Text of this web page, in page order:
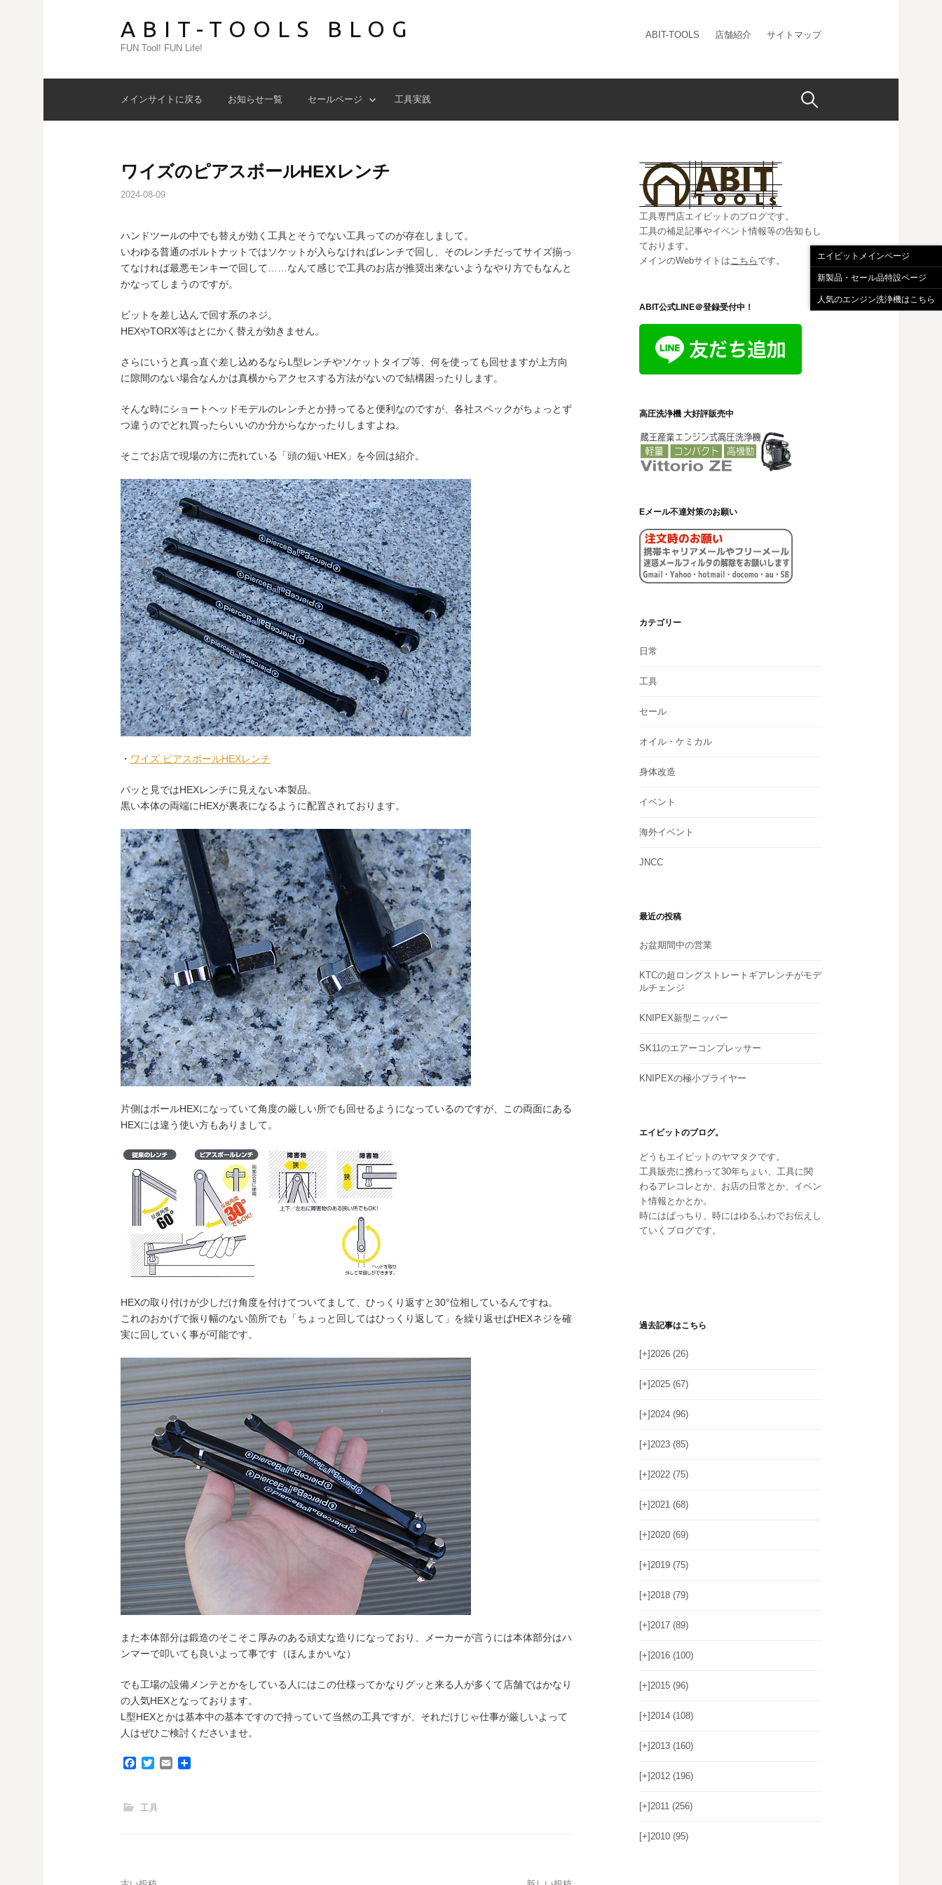
キ
ABIT-TOOLS BLOG
FUN Tool! FUN Life!
ABIT-TOOLS 店舗紹介 サイトマップ
メインサイトに戻る お知らせ一覧 セールページ 工具実践 検
ワイズのピアスボールHEXレンチ
2024-08-09
ハンドツールの中でも替えが効く工具とそうでない工具ってのが存在しまして。
いわゆる普通のボルトナットではソケットが入らなければレンチで回し、そのレンチだってサイズ揃っ
てなければ最悪モンキーで回して……なんて感じで工具のお店が推奨出来ないようなやり方でもなんと
かなってしまうのですが。
ビットを差し込んで回す系のネジ。
HEXやTORX等はとにかく替えが効きません。
さらにいうと真っ直ぐ差し込めるならL型レンチやソケットタイプ等、何を使っても回せますが上方向
に隙間のない場合なんかは真横からアクセスする方法がないので結構困ったりします。
そんな時にショートヘッドモデルのレンチとか持ってると便利なのですが、各社スペックがちょっとず
つ違うのでどれ買ったらいいのか分からなかったりしますよね。
そこでお店で現場の方に売れている「頭の短いHEX」を今回は紹介。
・ ワイズ ピアスボールHEXレンチ
パッと見ではHEXレンチに見えない本製品。
黒い本体の両端にHEXが裏表になるように配置されております。
片側はボールHEXになっていて角度の厳しい所でも回せるようになっているのですが、この両面にある
HEXには違う使い方もありまして。
HEXの取り付けが少しだけ角度を付けてついてまして、ひっくり返すと30°位相しているんですね。
これのおかげで振り幅のない箇所でも「ちょっと回してはひっくり返して」を繰り返せばHEXネジを確
実に回していく事が可能です。
また本体部分は鍛造のそこそこ厚みのある頑丈な造りになっており、メーカーが言うには本体部分はハ
ンマーで叩いても良いよって事です（ほんまかいな）
でも工場の設備メンテとかをしている人にはこの仕様ってかなりグッと来る人が多くて店舗ではかなり
の人気HEXとなっております。
L型HEXとかは基本中の基本ですので持っていて当然の工具ですが、それだけじゃ仕事が厳しいよって
人はぜひご検討くださいませ。
b
t
t
E
工具
工具専門店エイビットのブログです。
工具の補足記事やイベント情報等の告知もし
ております。
メインのWebサイトはこちらです。
ABIT公式LINE＠登録受付中！
高圧洗浄機 大好評販売中
Eメール不達対策のお願い
カテゴリー
日常
工具
セール
オイル・ケミカル
身体改造
イベント
海外イベント
JNCC
最近の投稿
お盆期間中の営業
KTCの超ロングストレートギアレンチがモデ
ルチェンジ
KNIPEX新型ニッパー
SK11のエアーコンプレッサー
KNIPEXの極小プライヤー
エイビットのブログ。
どうもエイビットのヤマタクです。
工具販売に携わって30年ちょい、工具に関
わるアレコレとか、お店の日常とか、イベン
ト情報とかとか。
時にはばっちり、時にはゆるふわでお伝えし
ていくブログです。
過去記事はこちら
[+]2026 (26)
[+]2025 (67)
[+]2024 (96)
[+]2023 (85)
[+]2022 (75)
[+]2021 (68)
[+]2020 (69)
[+]2019 (75)
[+]2018 (79)
[+]2017 (89)
[+]2016 (100)
[+]2015 (96)
[+]2014 (108)
[+]2013 (160)
[+]2012 (196)
[+]2011 (256)
[+]2010 (95)
エイビットメインページ
新製品・セール品特設ページ
人気のエンジン洗浄機はこちら